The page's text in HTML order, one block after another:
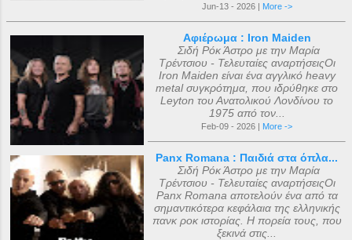
Jun-13 - 2026 | More ->
Αφιέρωμα : Iron Maiden
Σιδή Ρόκ Άστρο με την Μαρία
Τρέντσιου - Τελευταίες αναρτήσειςΟι
Iron Maiden είναι ένα αγγλικό heavy
metal συγκρότημα, που ιδρύθηκε στο
Leyton του Ανατολικού Λονδίνου το
1975 από τον...
Feb-09 - 2026 | More ->
Panx Romana : Παιδιά στα όπλα...
Σιδή Ρόκ Άστρο με την Μαρία
Τρέντσιου - Τελευταίες αναρτήσειςΟι
Panx Romana αποτελούν ένα από τα
σημαντικότερα κεφάλαια της ελληνικής
πανκ ροκ ιστορίας. Η πορεία τους, που
ξεκινά στις...